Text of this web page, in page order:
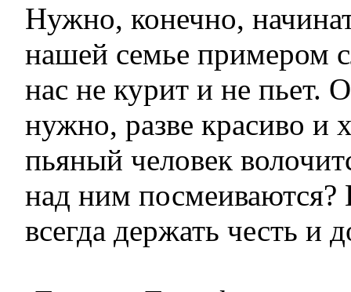
Нужно, конечно,
нашей семье примером
нас не курит и не пьет.
нужно, разве красиво и
пьяный человек
над ним
всегда держать честь и